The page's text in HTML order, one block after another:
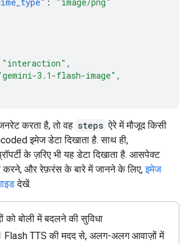
"interaction" ,
3.1-flash-image" ,
करता है, तो वह steps ऐरे में मौजूद किसी
इमेज डेटा दिखाता है. साथ ही,
के ज़रिए भी यह डेटा दिखाता है. आसपेक्ट
करने, और रेफ़रंस के बारे में जानने के लिए,इमेज
देखें.
को बोली में बदलने की सुविधा
Flash TTS की मदद से, अलग-अलग आवाज़ों में